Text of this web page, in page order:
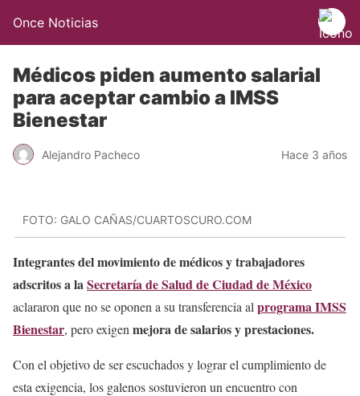
Once Noticias
Médicos piden aumento salarial
para aceptar cambio a IMSS
Bienestar
Alejandro Pacheco Hace 3 años
FOTO: GALO CAÑAS/CUARTOSCURO.COM
Integrantes del movimiento de médicos y trabajadores
adscritos a laSecretaría de Salud de Ciudad de México
aclararon que no se oponen a su transferencia al programa IMSS
Bienestar, pero exigen mejora de salarios y prestaciones.
Con el objetivo de ser escuchados y lograr el cumplimiento de
esta exigencia, los galenos sostuvieron un encuentro con